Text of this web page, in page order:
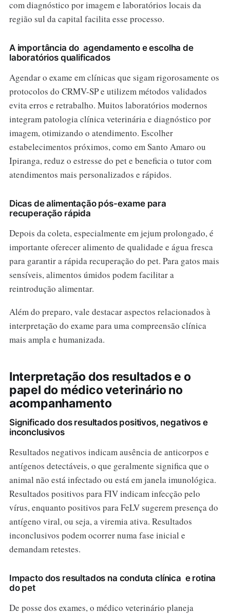
com diagnóstico por imagem e laboratórios locais da
região sul da capital facilita esse processo.
A importância do agendamento e escolha de
laboratórios qualificados
Agendar o exame em clínicas que sigam rigorosamente os
protocolos do CRMV-SP e utilizem métodos validados
evita erros e retrabalho. Muitos laboratórios modernos
integram patologia clínica veterinária e diagnóstico por
imagem, otimizando o atendimento. Escolher
estabelecimentos próximos, como em Santo Amaro ou
Ipiranga, reduz o estresse do pet e beneficia o tutor com
atendimentos mais personalizados e rápidos.
Dicas de alimentação pós-exame para
recuperação rápida
Depois da coleta, especialmente em jejum prolongado, é
importante oferecer alimento de qualidade e água fresca
para garantir a rápida recuperação do pet. Para gatos mais
sensíveis, alimentos úmidos podem facilitar a
reintrodução alimentar.
Além do preparo, vale destacar aspectos relacionados à
interpretação do exame para uma compreensão clínica
mais ampla e humanizada.
Interpretação dos resultados e o
papel do médico veterinário no
acompanhamento
Significado dos resultados positivos, negativos e
inconclusivos
Resultados negativos indicam ausência de anticorpos e
antígenos detectáveis, o que geralmente significa que o
animal não está infectado ou está em janela imunológica.
Resultados positivos para FIV indicam infecção pelo
vírus, enquanto positivos para FeLV sugerem presença do
antígeno viral, ou seja, a viremia ativa. Resultados
inconclusivos podem ocorrer numa fase inicial e
demandam retestes.
Impacto dos resultados na conduta clínica e rotina
do pet
De posse dos exames, o médico veterinário planeja